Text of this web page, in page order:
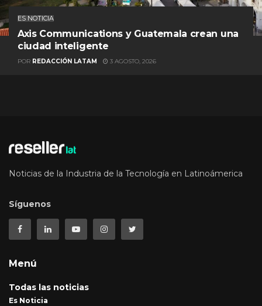
ES NOTICIA
Axis Communications y Guatemala crean una
ciudad inteligente
POR REDACCIÓN LATAM 3 AGOSTO, 2026
Noticias de la Industria de la Tecnología en Latinoámerica
Síguenos
Menú
Todas las noticias
Es Noticia